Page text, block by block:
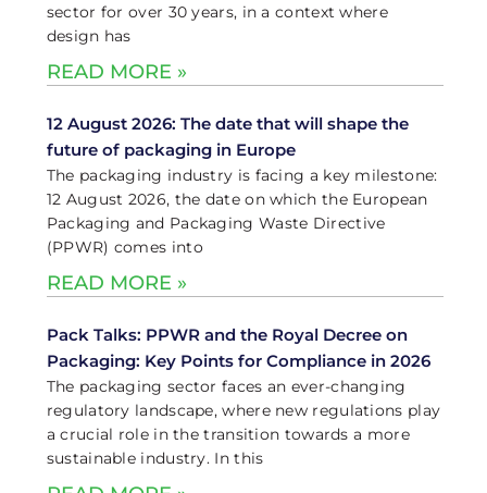
sector for over 30 years, in a context where
design has
READ MORE »
12 August 2026: The date that will shape the
future of packaging in Europe
The packaging industry is facing a key milestone:
12 August 2026, the date on which the European
Packaging and Packaging Waste Directive
(PPWR) comes into
READ MORE »
Pack Talks: PPWR and the Royal Decree on
Packaging: Key Points for Compliance in 2026
The packaging sector faces an ever-changing
regulatory landscape, where new regulations play
a crucial role in the transition towards a more
sustainable industry. In this